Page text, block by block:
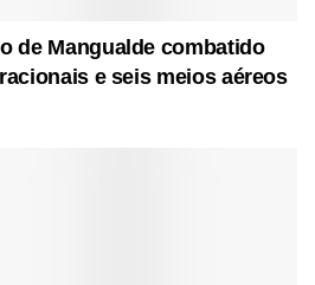
de Mangualde combatido
e seis meios aéreos